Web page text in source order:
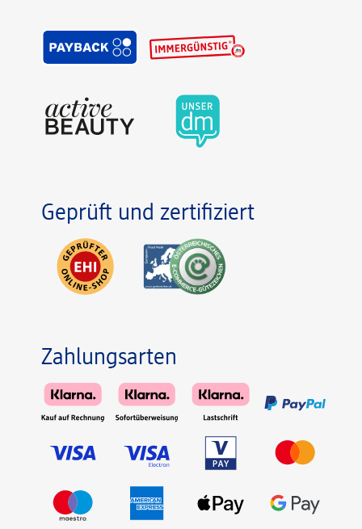
Geprüft und zertifiziert
Zahlungsarten